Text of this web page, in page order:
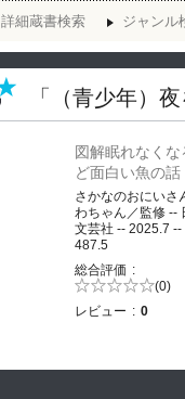
詳細蔵書検索 ジャンル
「（青少年）
図解眠れなくな
ど面白い魚の話
さかなのおにいさ
わちゃん／監修 --
文芸社 -- 2025.7 --
487.5
総合評価
5段階評価の (0)
レビュー
0